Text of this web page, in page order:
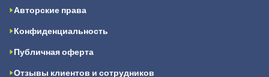
Авторские права
Конфиденциальность
Публичная оферта
Отзывы клиентов и сотрудников